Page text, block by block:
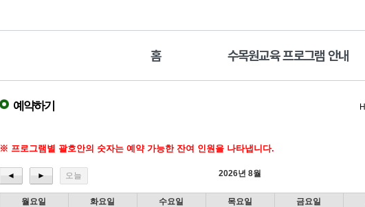
홈 수목원교육 프로그램 안내
예약하기
※ 프로그램별 괄호안의 숫자는 예약 가능한 잔여 인원을 나타냅니다.
◄ ► 오늘 2026년 8월
월요일 화요일 수요일 목요일 금요일